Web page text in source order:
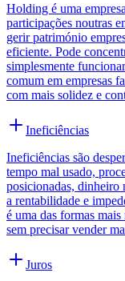
Holding é uma
participações noutras
gerir património
eficiente. Pode
simplesmente
comum em empresas
com mais solidez e
Ineficiências
Ineficiências são
tempo mal usado,
posicionadas, dinheiro
a rentabilidade e
é uma das formas mais
sem precisar vender
Juros